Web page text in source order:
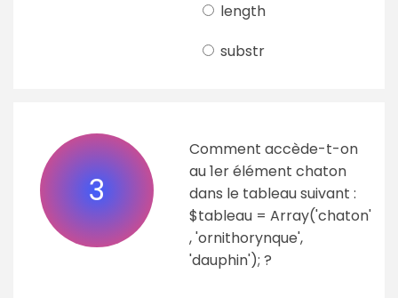
length
substr
3
Comment accède-t-on
au 1er élément chaton
dans le tableau suivant :
$tableau = Array('chaton'
, 'ornithorynque',
'dauphin'); ?